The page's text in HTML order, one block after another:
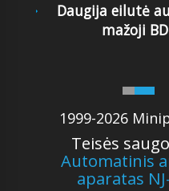
1999-2026
Teisės
Automatinis
aparatas
Daugija eilutė
mažoji